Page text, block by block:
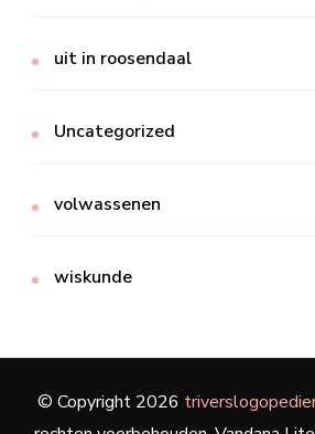
uit in roosendaal
Uncategorized
volwassenen
wiskunde
© Copyright 2026